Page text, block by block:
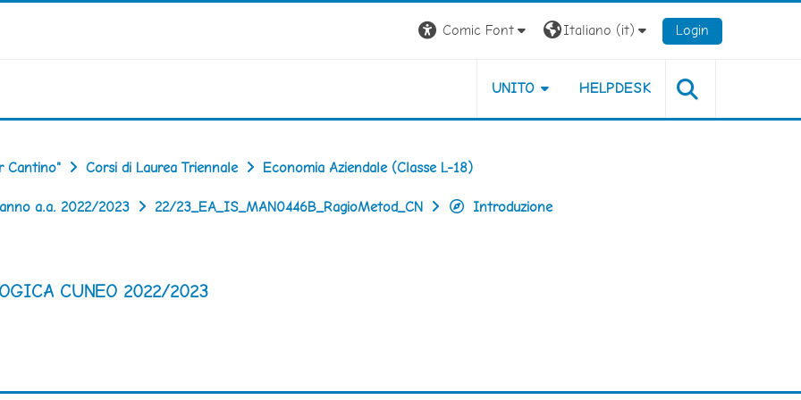
Comic Font Italiano ‎(it)‎ Login
UNITO HELPDESK
Cantino" Corsi di Laurea Triennale Economia Aziendale (Classe L-18)
a.a. 2022/2023 22/23_EA_IS_MAN0446B_RagioMetod_CN Introduzione
CUNEO 2022/2023